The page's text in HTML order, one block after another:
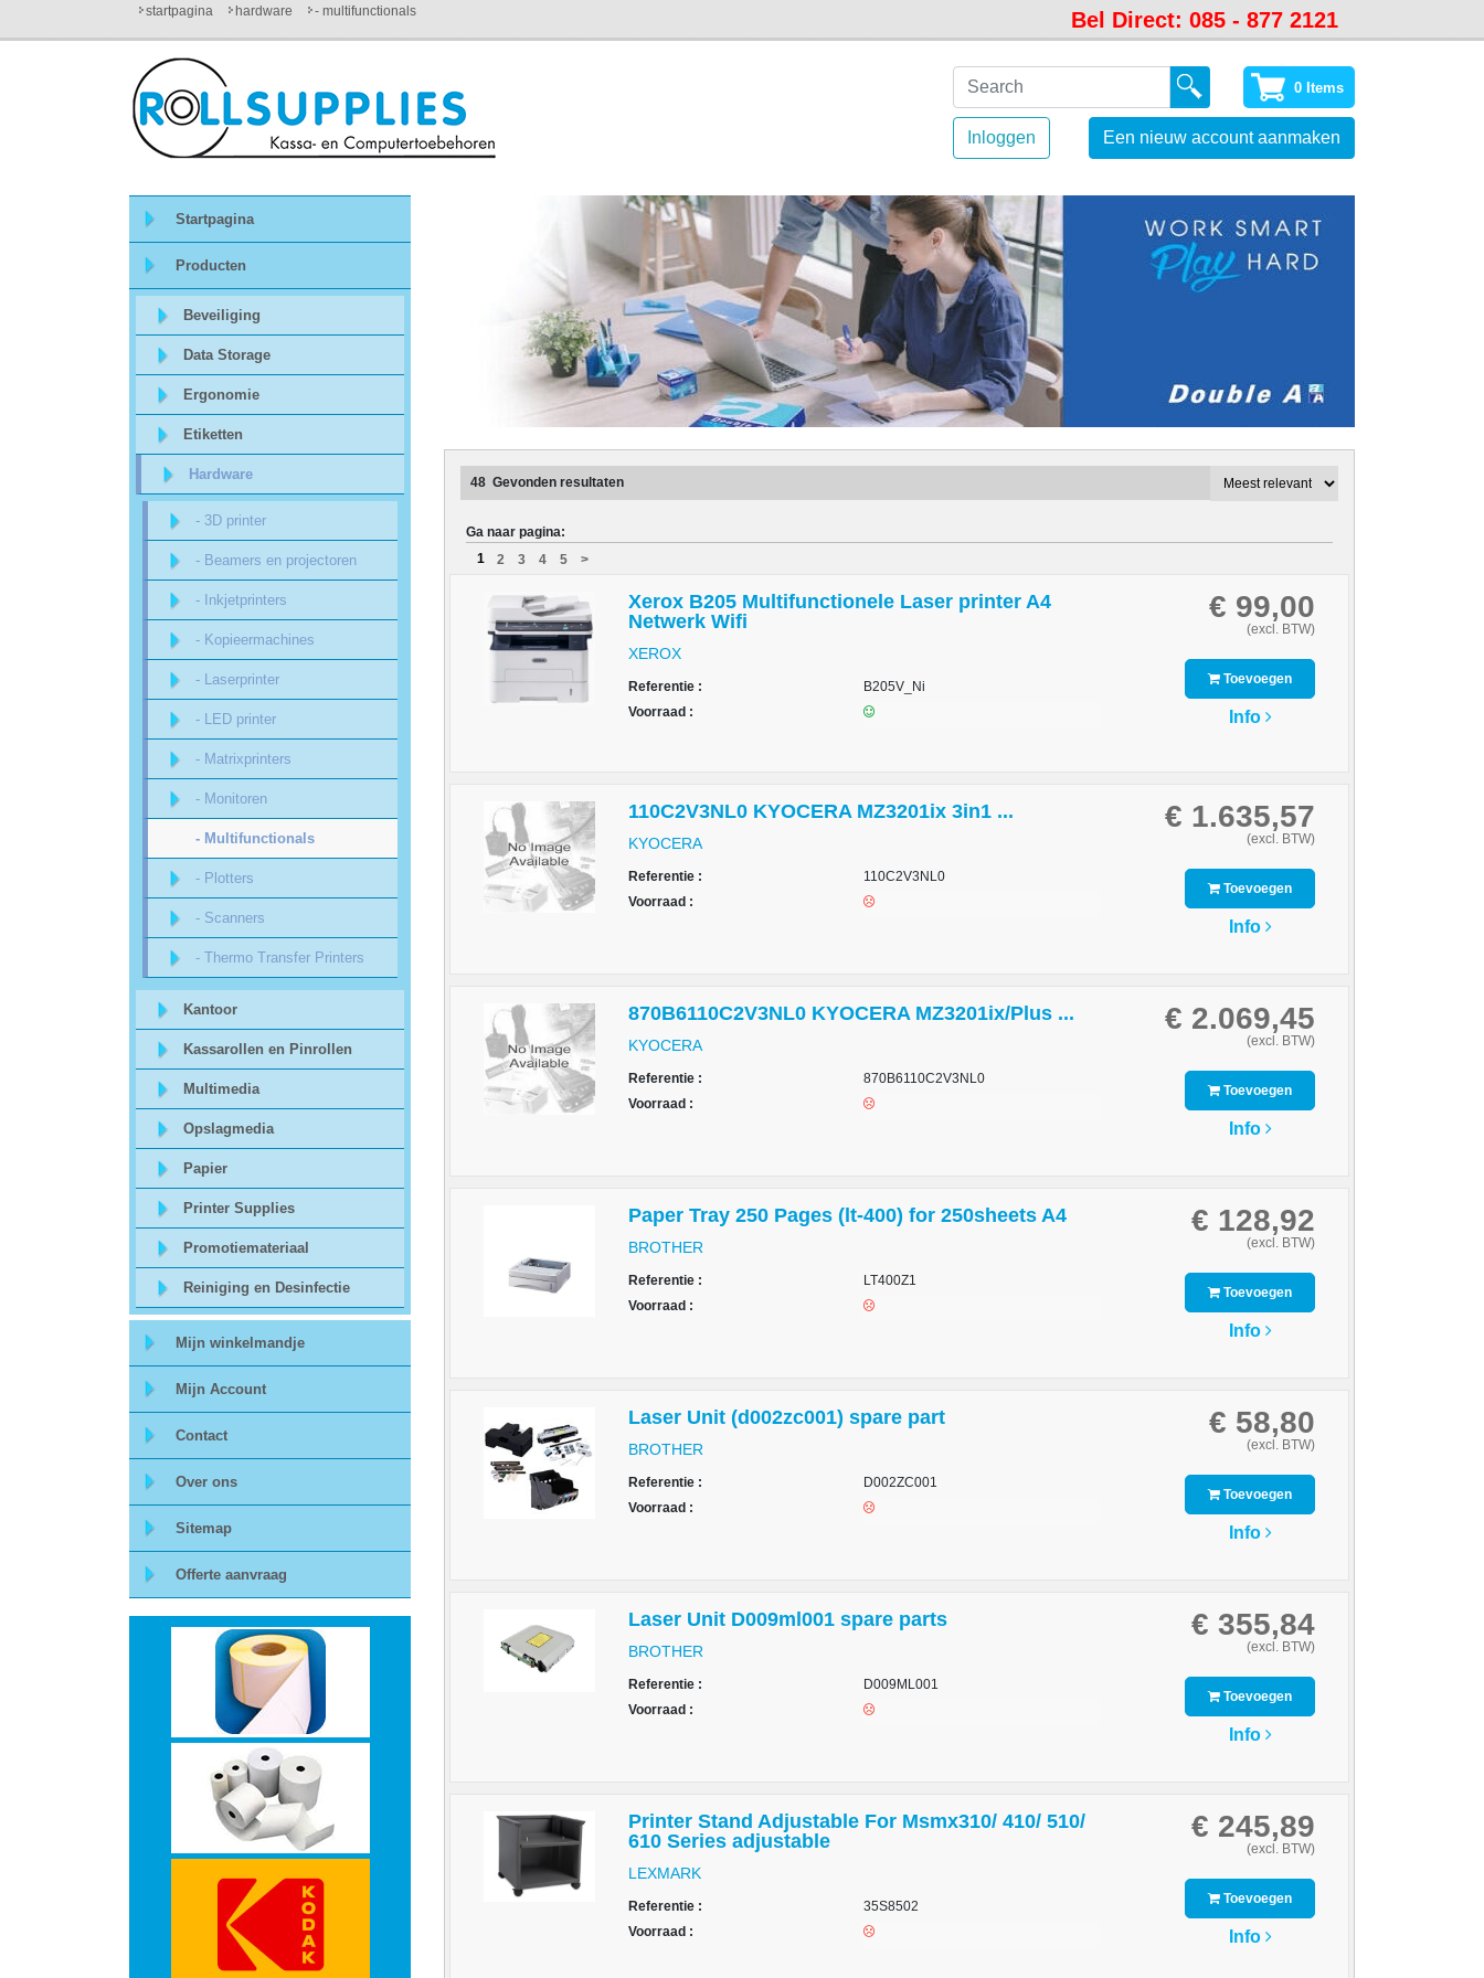
startpagina hardware - multifunctionals Bel Direct: 085 - 877 2121
0 Items
Inloggen Een nieuw account aanmaken
Startpagina
winkelmandje
Categorieën
Beveiliging
alarmsystemen
beveiligingstechnologie
Cartridges
Ergonomie
Ergonomische
accessoires
Monitorarmen
Standaards
Startpagina
Producten
Beveiliging
Data Storage
Ergonomie
Etiketten
Hardware
- 3D printer
- Beamers en projectoren
- Inkjetprinters
- Kopieermachines
- Laserprinter
- LED printer
- Matrixprinters
- Monitoren
- Multifunctionals
- Plotters
- Scanners
- Thermo Transfer Printers
Kantoor
Kassarollen en Pinrollen
Multimedia
Opslagmedia
Papier
Printer Supplies
Promotiemateriaal
Reiniging en Desinfectie
Mijn winkelmandje
Mijn Account
Contact
Over ons
Sitemap
Offerte aanvraag
48 Gevonden resultaten
Ga naar pagina:
1
2 3 4 5 >
Xerox B205 Multifunctionele Laser printer A4
Netwerk Wifi
XEROX
Referentie :
B205V_Ni
Voorraad :
€ 99,00
(excl. BTW)
Toevoegen
Info
110C2V3NL0 KYOCERA MZ3201ix 3in1 ...
KYOCERA
Referentie :
110C2V3NL0
Voorraad :
€ 1.635,57
(excl. BTW)
Toevoegen
Info
870B6110C2V3NL0 KYOCERA MZ3201ix/Plus ...
KYOCERA
Referentie :
870B6110C2V3NL0
Voorraad :
€ 2.069,45
(excl. BTW)
Toevoegen
Info
Paper Tray 250 Pages (lt-400) for 250sheets A4
BROTHER
Referentie :
LT400Z1
Voorraad :
€ 128,92
(excl. BTW)
Toevoegen
Info
Laser Unit (d002zc001) spare part
BROTHER
Referentie :
D002ZC001
Voorraad :
€ 58,80
(excl. BTW)
Toevoegen
Info
Laser Unit D009ml001 spare parts
BROTHER
Referentie :
D009ML001
Voorraad :
€ 355,84
(excl. BTW)
Toevoegen
Info
Printer Stand Adjustable For Msmx310/ 410/ 510/
610 Series adjustable
LEXMARK
Referentie :
35S8502
Voorraad :
€ 245,89
(excl. BTW)
Toevoegen
Info